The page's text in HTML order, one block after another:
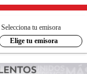
Selecciona tu emisora
Elige tu emisora